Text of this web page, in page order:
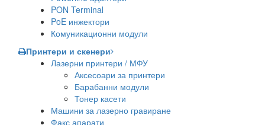
PON Terminal
PoE инжектори
Комуникационни модули
Принтери и скенери
Лазерни принтери / МФУ
Аксесоари за принтери
Барабанни модули
Тонер касети
Машини за лазерно гравиране
Факс апарати